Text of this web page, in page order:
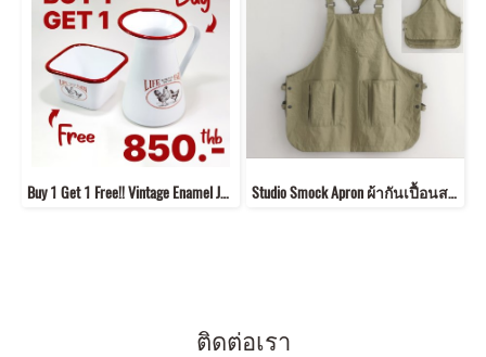
Buy 1 Get 1 Free!! Vintage Enamel Jug + Square Bowl *Website Only* Studio Smock Apron ผ้ากันเปื้อนสายเอี๊ยม
ติดต่อเรา